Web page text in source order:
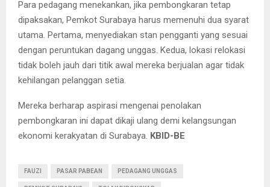
Para pedagang menekankan, jika pembongkaran tetap
dipaksakan, Pemkot Surabaya harus memenuhi dua syarat
utama. Pertama, menyediakan stan pengganti yang sesuai
dengan peruntukan dagang unggas. Kedua, lokasi relokasi
tidak boleh jauh dari titik awal mereka berjualan agar tidak
kehilangan pelanggan setia.
Mereka berharap aspirasi mengenai penolakan
pembongkaran ini dapat dikaji ulang demi kelangsungan
ekonomi kerakyatan di Surabaya. KBID-BE
FAUZI PASAR PABEAN PEDAGANG UNGGAS